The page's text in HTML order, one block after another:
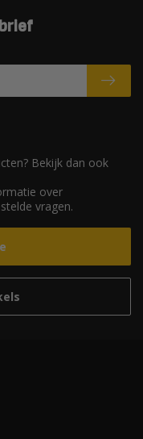
Bekijk dan ook
over
vragen.